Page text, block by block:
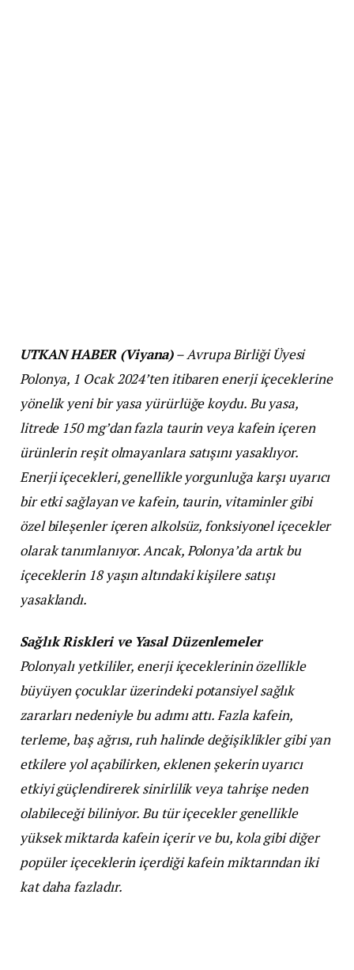
UTKAN HABER (Viyana)– Avrupa Birliği Üyesi
Polonya, 1 Ocak 2024’ten itibaren enerji içeceklerine
yönelik yeni bir yasa yürürlüğe koydu. Bu yasa,
litrede 150 mg’dan fazla taurin veya kafein içeren
ürünlerin reşit olmayanlara satışını yasaklıyor.
Enerji içecekleri, genellikle yorgunluğa karşı uyarıcı
bir etki sağlayan ve kafein, taurin, vitaminler gibi
özel bileşenler içeren alkolsüz, fonksiyonel içecekler
olarak tanımlanıyor. Ancak, Polonya’da artık bu
içeceklerin 18 yaşın altındaki kişilere satışı
yasaklandı.
Sağlık Riskleri ve Yasal Düzenlemeler
Polonyalı yetkililer, enerji içeceklerinin özellikle
büyüyen çocuklar üzerindeki potansiyel sağlık
zararları nedeniyle bu adımı attı. Fazla kafein,
terleme, baş ağrısı, ruh halinde değişiklikler gibi yan
etkilere yol açabilirken, eklenen şekerin uyarıcı
etkiyi güçlendirerek sinirlilik veya tahrişe neden
olabileceği biliniyor. Bu tür içecekler genellikle
yüksek miktarda kafein içerir ve bu, kola gibi diğer
popüler içeceklerin içerdiği kafein miktarından iki
kat daha fazladır.